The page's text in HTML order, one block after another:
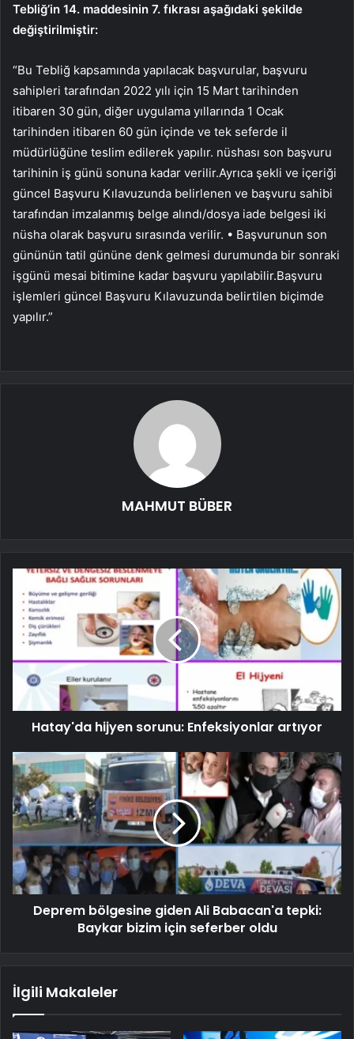
Tebliğ’in 14. maddesinin 7. fıkrası aşağıdaki şekilde
değiştirilmiştir:
“Bu Tebliğ kapsamında yapılacak başvurular, başvuru
sahipleri tarafından 2022 yılı için 15 Mart tarihinden
itibaren 30 gün, diğer uygulama yıllarında 1 Ocak
tarihinden itibaren 60 gün içinde ve tek seferde il
müdürlüğüne teslim edilerek yapılır. nüshası son başvuru
tarihinin iş günü sonuna kadar verilir.Ayrıca şekli ve içeriği
güncel Başvuru Kılavuzunda belirlenen ve başvuru sahibi
tarafından imzalanmış belge alındı/dosya iade belgesi iki
nüsha olarak başvuru sırasında verilir. • Başvurunun son
gününün tatil gününe denk gelmesi durumunda bir sonraki
işgünü mesai bitimine kadar başvuru yapılabilir.Başvuru
işlemleri güncel Başvuru Kılavuzunda belirtilen biçimde
yapılır.”
MAHMUT BÜBER
Hatay'da hijyen sorunu: Enfeksiyonlar artıyor
Deprem bölgesine giden Ali Babacan'a tepki:
Baykar bizim için seferber oldu
İlgili Makaleler